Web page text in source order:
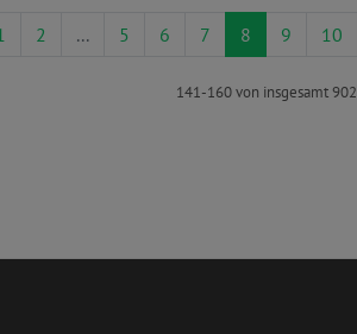
2 ... 5 6 7 8 9 10
141-160 von insgesamt 902